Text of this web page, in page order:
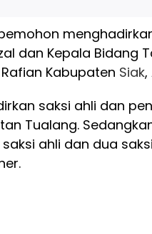
dan Kepala Bidang
Kabupaten Siak,
saksi ahli dan
Tualang.
ahli dan dua